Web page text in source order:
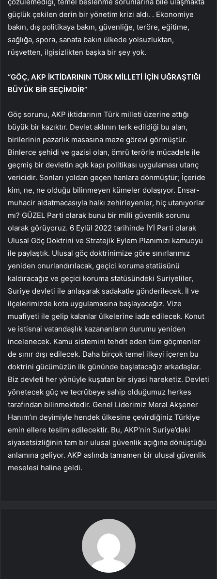
güçlük çekilen derin bir yönetim krizi aldı. . Ekonomiye
bakın, dış politikaya bakın, güvenliğe, teröre, eğitime,
sağlığa, spora, sanata bakın ülkede yolsuzluktan,
rüşvetten, ilgisizlikten başka bir şey yok.
“GÖÇ, AKP İKTİDARININ TÜRK MİLLETİ İÇİN UĞRAŞTIĞI
BÜYÜK BİR SEÇİMDİR”
Göç sorunu, AKP iktidarının Türk milleti üzerine attığı
büyük bir kazıktır. Devlet aklının terk edildiği bu alan,
birilerinin pazarlık masasına meze görevi görmüştür.
Binlerce şehidi ve gazisi olan, ömrü terörle mücadele ile
geçmiş bir devletin açık kapı politikası uygulaması utanç
vericidir. Sonları yoldan geçen hanlara dönmüştür; İçeride
kim, ne, ne olduğu bilinmeyen kümeler dolaşıyor. Ensar-
muhacir aldatmacasıyla halkı zehirleyenler, hiç utanıyorlar
mı? GÜZEL Parti olarak bunu bir milli güvenlik sorunu
olarak görüyoruz. 6 Eylül 2022 tarihinde İYİ Parti olarak
Ulusal Göç Doktrini ve Stratejik Eylem Planımızı kamuoyu
ile paylaştık. Ulusal göç doktrinimize göre sınırlarımız
yeniden onurlandırılacak, geçici koruma statüsünü
kaldıracağız ve geçici koruma statüsündeki Suriyeliler,
Suriye devleti ile anlaşarak sadakatle gönderilecek. İl ve
ilçelerimizde kota uygulamasına başlayacağız. Vize
muafiyeti ile gelip kalanlar ülkelerine iade edilecek. Konut
ve istisnai vatandaşlık kazananların durumu yeniden
incelenecek. Kamu sistemini tehdit eden tüm göçmenler
de sınır dışı edilecek. Daha birçok temel ilkeyi içeren bu
doktrini gücümüzün ilk gününde başlatacağız arkadaşlar.
Biz devleti her yönüyle kuşatan bir siyasi hareketiz. Devleti
yönetecek güç ve tecrübeye sahip olduğumuz herkes
tarafından bilinmektedir. Genel Liderimiz Meral Akşener
Hanım’ın deyimiyle hendek ülkesine çevirdiğiniz Türkiye
emin ellere teslim edilecektir. Bu, AKP’nin Suriye’deki
siyasetsizliğinin tam bir ulusal güvenlik açığına dönüştüğü
anlamına geliyor. AKP aslında tamamen bir ulusal güvenlik
meselesi haline geldi.